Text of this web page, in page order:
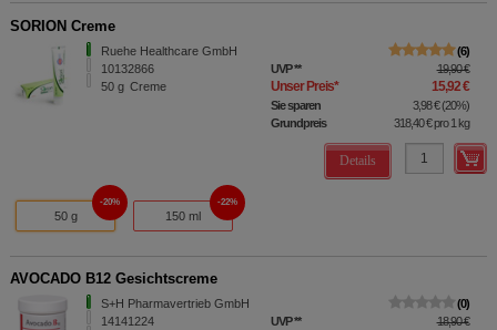
SORION Creme
Ruehe Healthcare GmbH
10132866
50 g Creme
6
UVP** 19,90 €
Unser Preis* 15,92 €
Sie sparen 3,98 €(20%)
Grundpreis
318,40 €pro 1 kg
Details
50 g
20%
150 ml
22%
AVOCADO B12 Gesichtscreme
S+H Pharmavertrieb GmbH
14141224
0
UVP** 18,90 €